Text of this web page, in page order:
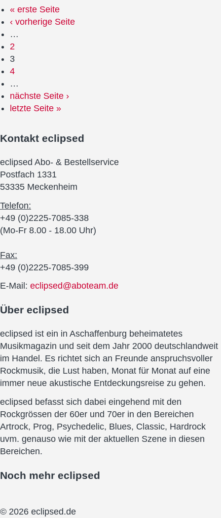
« erste Seite
‹ vorherige Seite
…
2
3
4
…
nächste Seite ›
letzte Seite »
Kontakt eclipsed
eclipsed Abo- & Bestellservice
Postfach 1331
53335 Meckenheim
Telefon:
+49 (0)2225-7085-338
(Mo-Fr 8.00 - 18.00 Uhr)
Fax:
+49 (0)2225-7085-399
E-Mail: eclipsed@aboteam.de
Über eclipsed
eclipsed ist ein in Aschaffenburg beheimatetes
Musikmagazin und seit dem Jahr 2000 deutschlandweit
im Handel. Es richtet sich an Freunde anspruchsvoller
Rockmusik, die Lust haben, Monat für Monat auf eine
immer neue akustische Entdeckungsreise zu gehen.
eclipsed befasst sich dabei eingehend mit den
Rockgrössen der 60er und 70er in den Bereichen
Artrock, Prog, Psychedelic, Blues, Classic, Hardrock
uvm. genauso wie mit der aktuellen Szene in diesen
Bereichen.
Noch mehr eclipsed
© 2026 eclipsed.de